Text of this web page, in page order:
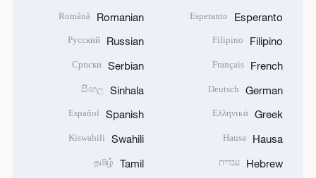
Esperanto
Esperanto
Filipino
Filipino
French
Français
German
Deutsch
Greek
Ελληνικά
Hausa
Hausa
Hebrew עברית
Romanian
Română
Russian
Русский
Serbian
Српски
Sinhala
සිංහල
Spanish
Español
Swahili
Kiswahili
Tamil
தமிழ்